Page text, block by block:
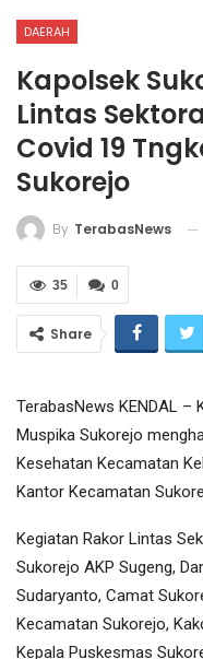
DAERAH
Kapolsek
Lintas
Covid 19
Sukorejo
By TerabasNews
0
35
Share
TerabasNews KENDAL –
Muspika Sukorejo
Kesehatan Kecamatan
Kantor Kecamatan
Kegiatan Rakor Lintas
Sukorejo AKP Sugeng,
Sudaryanto, Camat
Kecamatan Sukorejo,
Kepala Puskesmas